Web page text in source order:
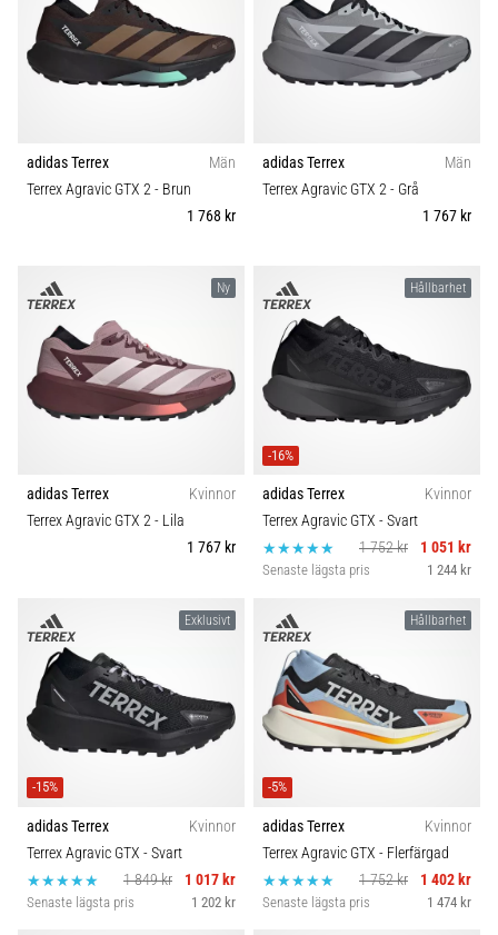
och
efter
löpning
alla
löpare
livet,
oavsett
om
du
proffs.
5. 8. 2026
8 min. läsning
Plantar
fasciit:
Symptom,
och
behandling
Upplever
Färg
Pris
Typ av löpning
Säsong
Komfort och dämpning
Carbon
adidas Terrex
Män
Terrex Agravic GTX 2- Brun
1 768 kr
adidas Terrex
Män
Terrex Agravic GTX 2- Grå
1 767 kr
Ny
adidas Terrex
Kvinnor
Terrex Agravic GTX 2- Lila
1 767 kr
Hållbarhet
-16%
adidas Terrex
Kvinnor
Terrex Agravic GTX - Svart
1 752 kr
1 051 kr
Senaste lägsta pris 1 244 kr
Exklusivt
-15%
adidas Terrex
Kvinnor
Terrex Agravic GTX - Svart
1 849 kr
1 017 kr
Senaste lägsta pris 1 202 kr
Hållbarhet
-5%
adidas Terrex
Kvinnor
Terrex Agravic GTX - Flerfärgad
1 752 kr
1 402 kr
Senaste lägsta pris 1 474 kr